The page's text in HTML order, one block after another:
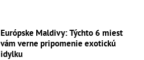
Európske Maldivy: Týchto 6 miest
vám verne pripomenie exotickú
idylku